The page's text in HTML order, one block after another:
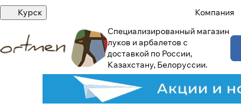
Курск Компания
Специализированный магазин
луков и арбалетов с
доставкой по России,
Казахстану, Белоруссии.